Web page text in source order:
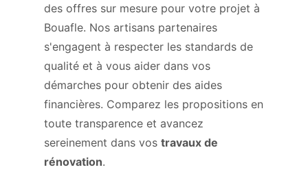
des offres sur mesure pour votre projet à
Bouafle. Nos artisans partenaires
s'engagent à respecter les standards de
qualité et à vous aider dans vos
démarches pour obtenir des aides
financières. Comparez les propositions en
toute transparence et avancez
sereinement dans vos travaux de
rénovation.